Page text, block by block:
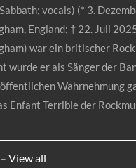
vocals) (* 3.
England; † 22. Juli
war ein britischer
wurde er als Sänger der
Wahrnehmung
Enfant Terrible der
–View all